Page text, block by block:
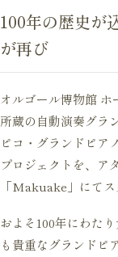
100年の歴史が
が再び
オルゴール博物館 ホ
所蔵の自動演奏グラ
ピコ・グランドピア
プロジェクトを、ア
「Makuake」にてス
およそ100年にわた
も貴重なグランドピ